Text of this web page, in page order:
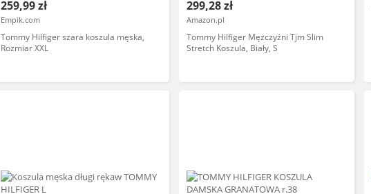
259,99 zł
Empik.com
Tommy Hilfiger szara koszula męska,
Rozmiar XXL
299,28 zł
Amazon.pl
Tommy Hilfiger Mężczyźni Tjm Slim
Stretch Koszula, Biały, S